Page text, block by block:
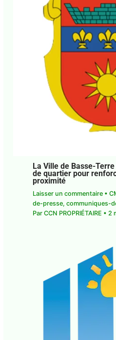
La Ville de Basse-Terre
conseils de quartier
démocratie de
communique-de-presse
presse,La Une CMA• Par
mai 2025